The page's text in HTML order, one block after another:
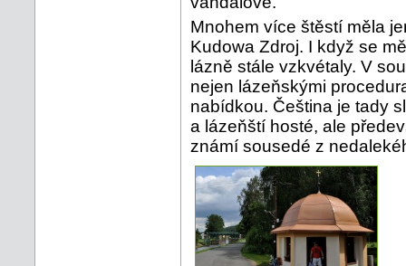
Mnohem více štěstí měla
Kudowa Zdroj. I když se
lázně stále vzkvétaly. V
nejen lázeňskými
nabídkou. Čeština je tady
a lázeňští hosté, ale
známí sousedé z